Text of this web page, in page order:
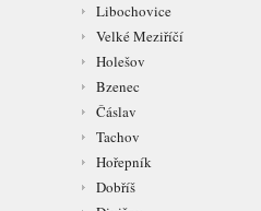
Libochovice
Velké Meziříčí
Holešov
Bzenec
Čáslav
Tachov
Hořepník
Dobříš